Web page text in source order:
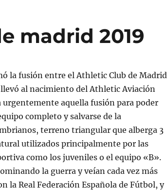
madrid 2019
la fusión entre el Athletic Club de Madrid
al nacimiento del Athletic Aviación
urgentemente aquella fusión para poder
completo y salvarse de la
terreno triangular que alberga 3
utilizados principalmente por las
como los juveniles o el equipo «B».
la guerra y veían cada vez más
la Real Federación Española de Fútbol, y